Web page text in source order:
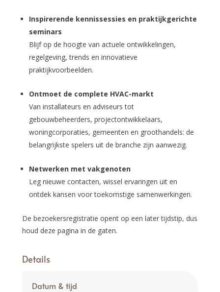
Inspirerende kennissessies en praktijkgerichte
seminars
Blijf op de hoogte van actuele ontwikkelingen,
regelgeving, trends en innovatieve
praktijkvoorbeelden.
Ontmoet de complete HVAC-markt
Van installateurs en adviseurs tot
gebouwbeheerders, projectontwikkelaars,
woningcorporaties, gemeenten en groothandels: de
belangrijkste spelers uit de branche zijn aanwezig.
Netwerken met vakgenoten
Leg nieuwe contacten, wissel ervaringen uit en
ontdek kansen voor toekomstige samenwerkingen.
De bezoekersregistratie opent op een later tijdstip, dus
houd deze pagina in de gaten.
Details
Datum & tijd